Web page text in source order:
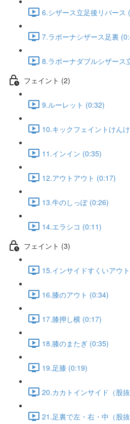
6.シザース立足後リバース
7.ラボーナシザース足裏
8.ラボーナダブルシザース
フェイント (2)
9.ルーレット (0:32)
10.キックフェイントけん
11.インイン (0:35)
12.アウトアウト (0:17)
13.牛のしっぽ (0:26)
14.エラシコ (0:11)
フェイント (3)
15.インサイドすくいアウ
16.膝のアウト (0:34)
17.膝押し横 (0:17)
18.膝のまたぎ (0:35)
19.足膝 (0:19)
20.カカトインサイド（股
21.足裏で左・右・中（股